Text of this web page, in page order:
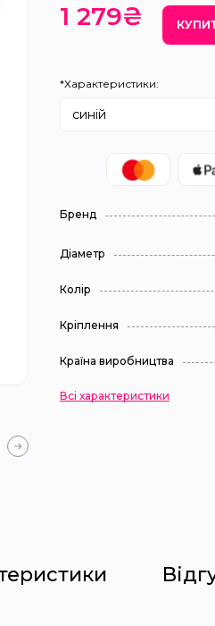
1 279₴
*Характеристики:
синій
Бренд
Діаметр
Колір
Кріплення
Країна виробництва
Всі характеристики